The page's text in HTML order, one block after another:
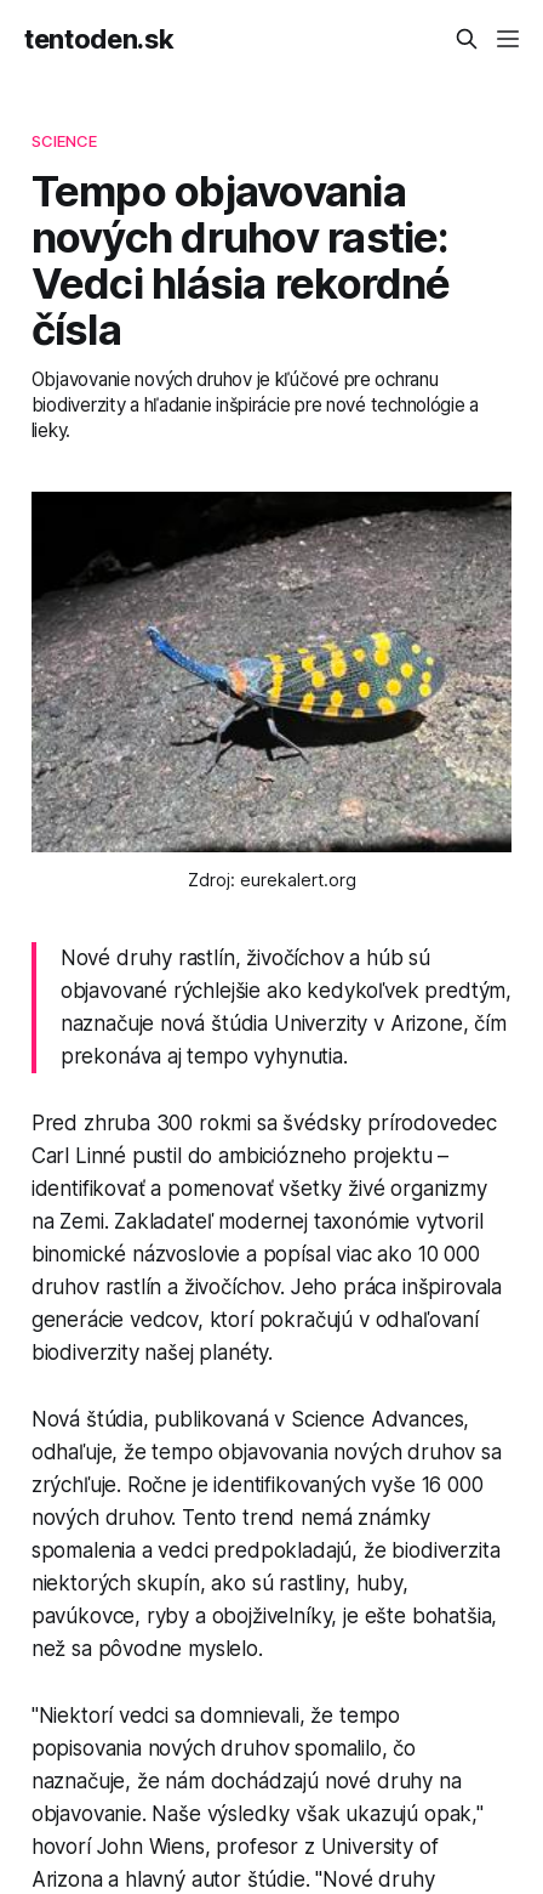
tentoden.sk
SCIENCE
Tempo objavovania
nových druhov rastie:
Vedci hlásia rekordné
čísla
Objavovanie nových druhov je kľúčové pre ochranu
biodiverzity a hľadanie inšpirácie pre nové technológie a
lieky.
Zdroj: eurekalert.org
Nové druhy rastlín, živočíchov a húb sú
objavované rýchlejšie ako kedykoľvek predtým,
naznačuje nová štúdia Univerzity v Arizone, čím
prekonáva aj tempo vyhynutia.
Pred zhruba 300 rokmi sa švédsky prírodovedec
Carl Linné pustil do ambiciózneho projektu –
identifikovať a pomenovať všetky živé organizmy
na Zemi. Zakladateľ modernej taxonómie vytvoril
binomické názvoslovie a popísal viac ako 10 000
druhov rastlín a živočíchov. Jeho práca inšpirovala
generácie vedcov, ktorí pokračujú v odhaľovaní
biodiverzity našej planéty.
Nová štúdia, publikovaná v Science Advances,
odhaľuje, že tempo objavovania nových druhov sa
zrýchľuje. Ročne je identifikovaných vyše 16 000
nových druhov. Tento trend nemá známky
spomalenia a vedci predpokladajú, že biodiverzita
niektorých skupín, ako sú rastliny, huby,
pavúkovce, ryby a obojživelníky, je ešte bohatšia,
než sa pôvodne myslelo.
"Niektorí vedci sa domnievali, že tempo
popisovania nových druhov spomalilo, čo
naznačuje, že nám dochádzajú nové druhy na
objavovanie. Naše výsledky však ukazujú opak,"
hovorí John Wiens, profesor z University of
Arizona a hlavný autor štúdie. "Nové druhy